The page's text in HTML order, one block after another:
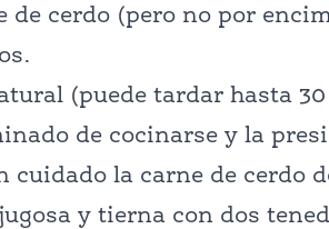
cerdo (pero no por
(puede tardar hasta
de cocinarse y la
la carne de cerdo
y tierna con dos